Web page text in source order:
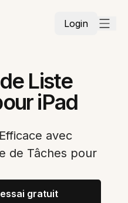
Login
Liste
iPad
avec
de Tâches pour
gratuit